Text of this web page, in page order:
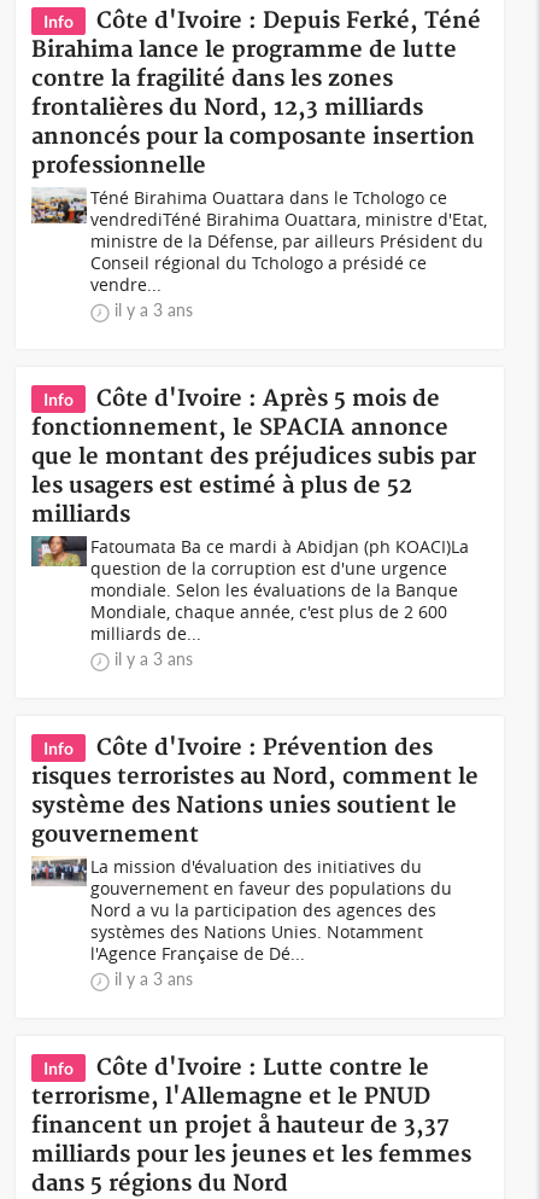
Info
Côte d'Ivoire : Depuis Ferké, Téné
Birahima lance le programme de lutte
contre la fragilité dans les zones
frontalières du Nord, 12,3 milliards
annoncés pour la composante insertion
professionnelle
Téné Birahima Ouattara dans le Tchologo ce
vendrediTéné Birahima Ouattara, ministre d'Etat,
ministre de la Défense, par ailleurs Président du
Conseil régional du Tchologo a présidé ce
vendre...
il y a 3 ans
Info
Côte d'Ivoire : Après 5 mois de
fonctionnement, le SPACIA annonce
que le montant des préjudices subis par
les usagers est estimé à plus de 52
milliards
Fatoumata Ba ce mardi à Abidjan (ph KOACI)La
question de la corruption est d'une urgence
mondiale. Selon les évaluations de la Banque
Mondiale, chaque année, c'est plus de 2 600
milliards de...
il y a 3 ans
Info
Côte d'Ivoire : Prévention des
risques terroristes au Nord, comment le
système des Nations unies soutient le
gouvernement
La mission d'évaluation des initiatives du
gouvernement en faveur des populations du
Nord a vu la participation des agences des
systèmes des Nations Unies. Notamment
l'Agence Française de Dé...
il y a 3 ans
Info
Côte d'Ivoire : Lutte contre le
terrorisme, l'Allemagne et le PNUD
financent un projet å hauteur de 3,37
milliards pour les jeunes et les femmes
dans 5 régions du Nord